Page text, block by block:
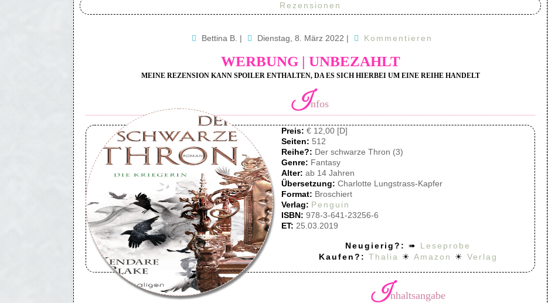
Rezensionen
Bettina B. | Dienstag, 8. März 2022 | Kommentieren
WERBUNG | UNBEZAHLT
MEINE REZENSION KANN SPOILER ENTHALTEN, DA ES SICH HIERBEI UM EINE REIHE HANDELT
Infos
Preis: € 12,00 [D]
Seiten: 512
Reihe?: Der schwarze Thron (3)
Genre: Fantasy
Alter: ab 14 Jahren
Übersetzung: Charlotte Lungstrass-Kapfer
Format: Broschiert
Verlag: Penguin
ISBN: 978-3-641-23256-6
ET: 25.03.2019
Neugierig?: ➠ Leseprobe
Kaufen?: Thalia ☀ Amazon ☀ Verlag
Inhaltsangabe